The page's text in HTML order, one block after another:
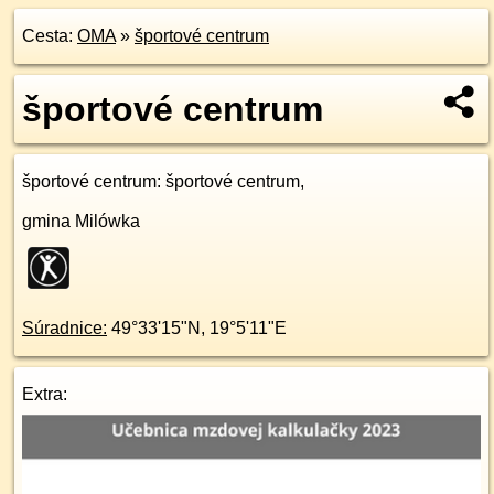
Cesta: OMA» športové centrum
športové centrum
športové centrum: športové centrum,
gmina Milówka
Súradnice: 49°33'15"N , 19°5'11"E
Extra: